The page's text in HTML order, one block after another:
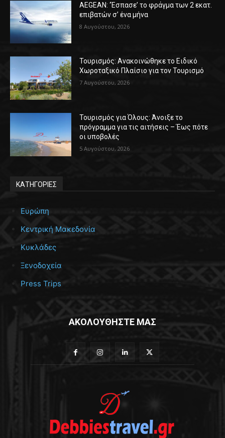
AEGEAN: ‘Έσπασε’ το φράγμα των 2 εκατ.
επιβατών σ’ ένα μήνα
8 Αυγούστου, 2026
Τουρισμός: Ανακοινώθηκε το Ειδικό
Χωροταξικό Πλαίσιο για τον Τουρισμό
7 Αυγούστου, 2026
Τουρισμός για Όλους: Άνοιξε το
πρόγραμμα για τις αιτήσεις – Έως πότε
οι υποβολές
5 Αυγούστου, 2026
ΚΑΤΗΓΟΡΙΕΣ
Ευρώπη
Κεντρική Μακεδονία
Κυκλάδες
Ξενοδοχεία
Press Trips
ΑΚΟΛΟΥΘΗΣΤΕ ΜΑΣ